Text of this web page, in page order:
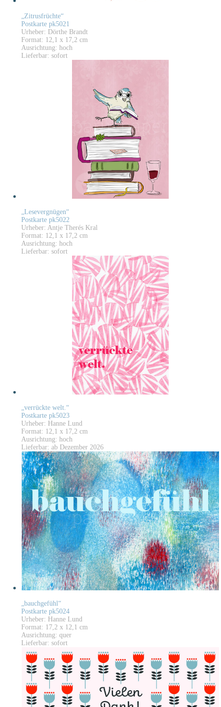
„Zitrusfrüchte“
Postkarte pk5021
Urheber: Dörthe Brandt
Format: 12,1 x 17,2 cm
Ausrichtung: hoch
Lieferbar: sofort
„Lesevergnügen“
Postkarte pk5022
Urheber: Antje Therés Kral
Format: 12,1 x 17,2 cm
Ausrichtung: hoch
Lieferbar: sofort
„verrückte welt.“
Postkarte pk5023
Urheber: Hanne Lund
Format: 12,1 x 17,2 cm
Ausrichtung: hoch
Lieferbar: ab Dezember 2026
„bauchgefühl“
Postkarte pk5024
Urheber: Hanne Lund
Format: 17,2 x 12,1 cm
Ausrichtung: quer
Lieferbar: sofort